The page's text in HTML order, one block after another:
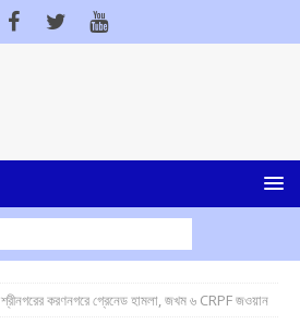
শ্রীনগরের করণনগরে গ্রেনেড হামলা, জখম ৬ CRPF জওয়ান